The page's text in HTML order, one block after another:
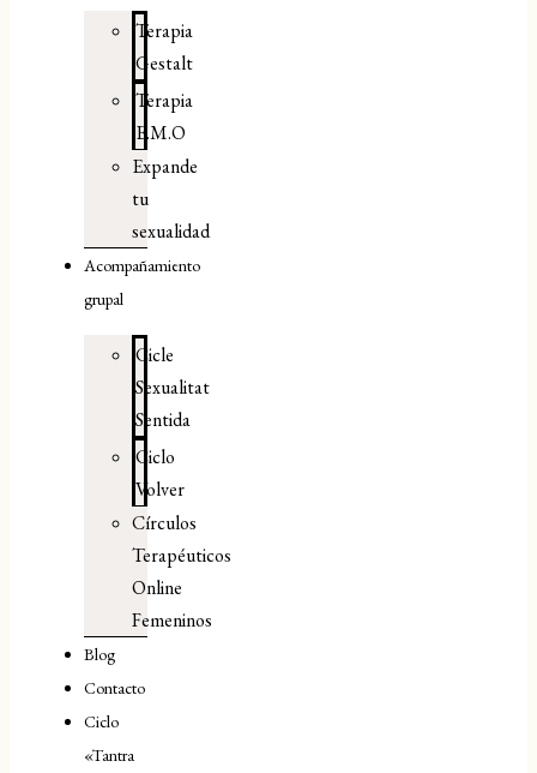
Terapia
Gestalt
Terapia
E.M.O
Expande
tu
sexualidad
Acompañamiento
grupal
Cicle
Sexualitat
Sentida
Ciclo
Volver
Círculos
Terapéuticos
Online
Femeninos
Blog
Contacto
Ciclo
«Tantra